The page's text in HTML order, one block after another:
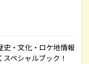
史・文化・ロケ地情報
ペシャルブック！